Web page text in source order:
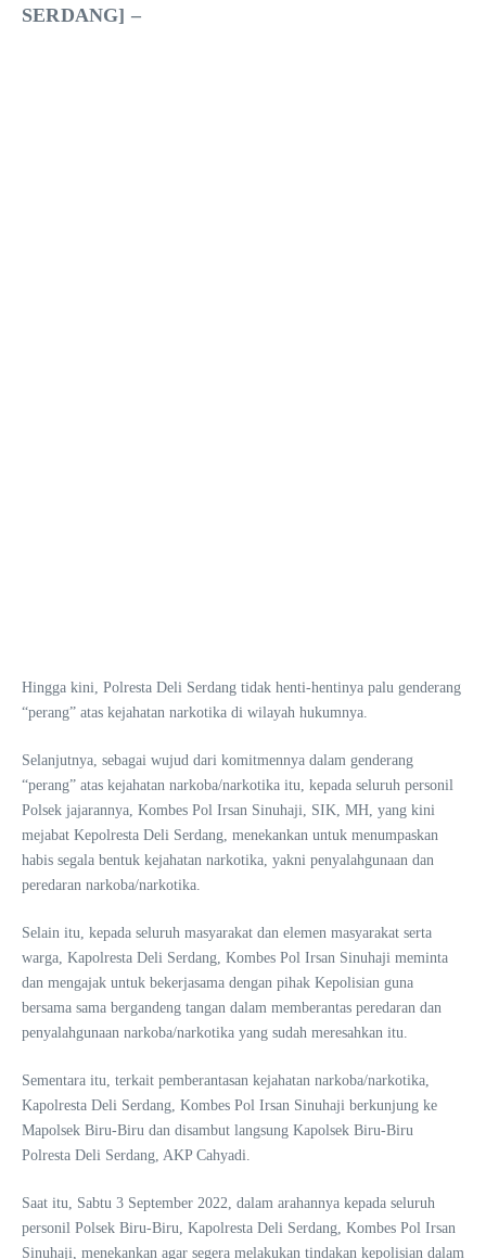
SERDANG] –
Hingga kini, Polresta Deli Serdang tidak henti-hentinya palu genderang
“perang” atas kejahatan narkotika di wilayah hukumnya.
Selanjutnya, sebagai wujud dari komitmennya dalam genderang
“perang” atas kejahatan narkoba/narkotika itu, kepada seluruh personil
Polsek jajarannya, Kombes Pol Irsan Sinuhaji, SIK, MH, yang kini
mejabat Kepolresta Deli Serdang, menekankan untuk menumpaskan
habis segala bentuk kejahatan narkotika, yakni penyalahgunaan dan
peredaran narkoba/narkotika.
Selain itu, kepada seluruh masyarakat dan elemen masyarakat serta
warga, Kapolresta Deli Serdang, Kombes Pol Irsan Sinuhaji meminta
dan mengajak untuk bekerjasama dengan pihak Kepolisian guna
bersama sama bergandeng tangan dalam memberantas peredaran dan
penyalahgunaan narkoba/narkotika yang sudah meresahkan itu.
Sementara itu, terkait pemberantasan kejahatan narkoba/narkotika,
Kapolresta Deli Serdang, Kombes Pol Irsan Sinuhaji berkunjung ke
Mapolsek Biru-Biru dan disambut langsung Kapolsek Biru-Biru
Polresta Deli Serdang, AKP Cahyadi.
Saat itu, Sabtu 3 September 2022, dalam arahannya kepada seluruh
personil Polsek Biru-Biru, Kapolresta Deli Serdang, Kombes Pol Irsan
Sinuhaji, menekankan agar segera melakukan tindakan kepolisian dalam